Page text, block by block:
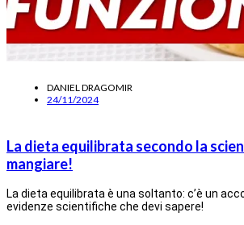
DANIEL DRAGOMIR
24/11/2024
La dieta equilibrata secondo la
mangiare!
La dieta equilibrata è una soltanto: c’è un
evidenze scientifiche che devi sapere!